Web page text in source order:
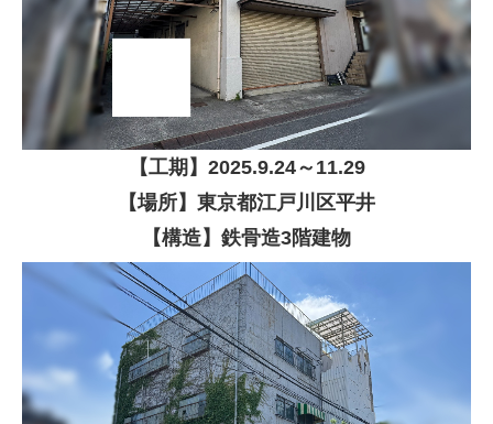
【工期】 2025.9.24～11.29
【場所】東京都江戸川区平井
【構造】鉄骨造3階建物